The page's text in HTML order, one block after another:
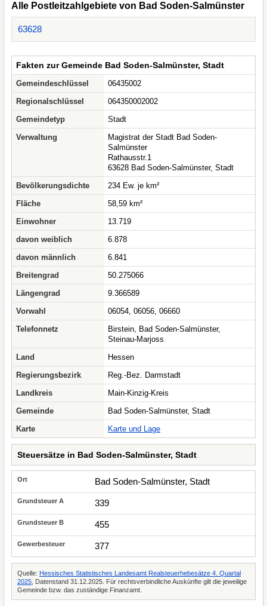
Alle Postleitzahlgebiete von Bad Soden-Salmünster
63628
Fakten zur Gemeinde Bad Soden-Salmünster, Stadt
Gemeindeschlüssel
06435002
Regionalschlüssel
064350002002
Gemeindetyp
Stadt
Verwaltung
Magistrat der Stadt Bad Soden-
Salmünster
Rathausstr.1
63628 Bad Soden-Salmünster, Stadt
Bevölkerungsdichte
234 Ew. je km²
Fläche
58,59 km²
Einwohner
13.719
davon weiblich
6.878
davon männlich
6.841
Breitengrad
50.275066
Längengrad
9.366589
Vorwahl
06054, 06056, 06660
Telefonnetz
Birstein, Bad Soden-Salmünster,
Steinau-Marjoss
Land
Hessen
Regierungsbezirk
Reg.-Bez. Darmstadt
Landkreis
Main-Kinzig-Kreis
Gemeinde
Bad Soden-Salmünster, Stadt
Karte
Karte und Lage
Steuersätze in Bad Soden-Salmünster, Stadt
Bad Soden-Salmünster, Stadt
339
455
377
Quelle: Hessisches Statistisches Landesamt Realsteuerhebesätze 4. Quartal
2025 , Datenstand 31.12.2025. Für rechtsverbindliche Auskünfte gilt die jeweilige
Gemeinde bzw. das zuständige Finanzamt.